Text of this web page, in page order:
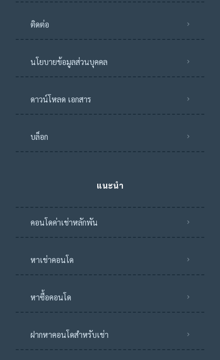
ติดต่อ
นโยบายข้อมูลส่วนบุคคล
ดาวน์โหลด เอกสาร
บล็อก
แนะนำ
คอนโดค่าเช่าหลักพัน
หาเช่าคอนโด
หาซื้อคอนโด
ฝากหาคอนโดสำหรับเช่า